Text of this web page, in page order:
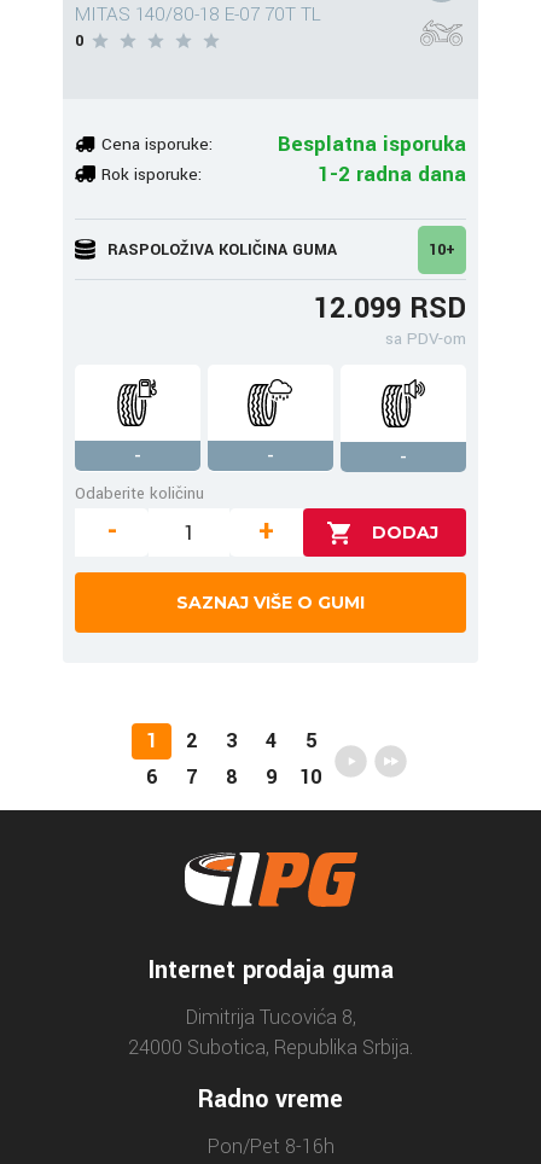
MITAS 140/80-18 E-07 70T TL
0
Cena isporuke: Besplatna isporuka
Rok isporuke: 1-2 radna dana
RASPOLOŽIVA KOLIČINA GUMA 10+
12.099 RSD
sa PDV-om
- -
-
Odaberite količinu
- +
SAZNAJ VIŠE O GUMI
1 2 3 4
5
6
7 8 9 10
Internet prodaja guma
Dimitrija Tucovića 8,
24000 Subotica, Republika Srbija.
Radno vreme
Pon/Pet 8-16h